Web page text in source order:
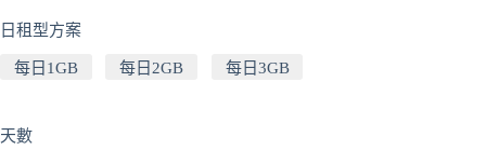
日租型方案
每日1GB 每日2GB 每日3GB
天數